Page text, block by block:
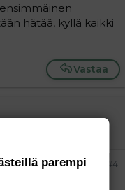
hätää, kyllä kaikki
Vastaa
#4
parempi